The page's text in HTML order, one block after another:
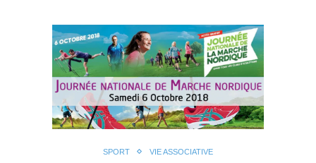
SPORT VIE ASSOCIATIVE